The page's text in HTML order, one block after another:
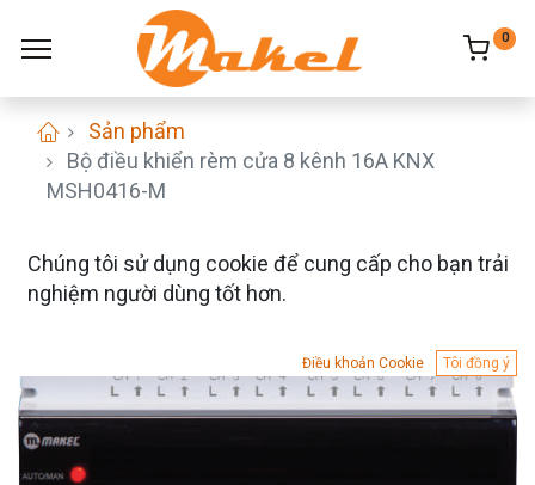
0
Sản phẩm
Bộ điều khiển rèm cửa 8 kênh 16A KNX
MSH0416-M
Chúng tôi sử dụng cookie để cung cấp cho bạn trải
nghiệm người dùng tốt hơn.
Điều khoản Cookie Tôi đồng ý